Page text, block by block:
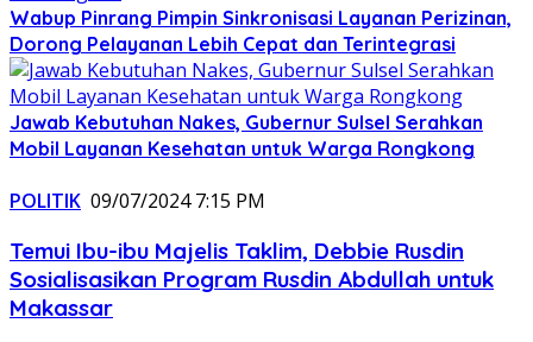
Wabup Pinrang Pimpin Sinkronisasi Layanan Perizinan,
Dorong Pelayanan Lebih Cepat dan Terintegrasi
Jawab Kebutuhan Nakes, Gubernur Sulsel Serahkan
Mobil Layanan Kesehatan untuk Warga Rongkong
POLITIK 09/07/2024 7:15 PM
Temui Ibu-ibu Majelis Taklim, Debbie Rusdin
Sosialisasikan Program Rusdin Abdullah untuk
Makassar